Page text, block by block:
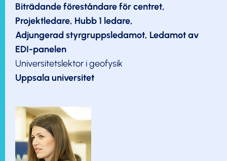
Biträdande föreståndare för centret,
Projektledare, Hubb 1 ledare,
Adjungerad styrgruppsledamot, Ledamot av
EDI-panelen
Universitetslektor i geofysik
Uppsala universitet